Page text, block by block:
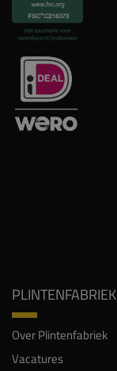
PLINTENFABRIEK
Over Plintenfabriek
Vacatures